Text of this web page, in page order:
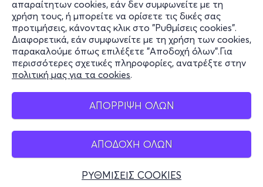
απαραίτητων cookies, εάν δεν συμφωνείτε με τη
χρήση τους, ή μπορείτε να ορίσετε τις δικές σας
προτιμήσεις, κάνοντας κλικ στο "Ρυθμίσεις cookies".
Διαφορετικά, εάν συμφωνείτε με τη χρήση των cookies,
παρακαλούμε όπως επιλέξετε "Αποδοχή όλων".Για
περισσότερες σχετικές πληροφορίες, ανατρέξτε στην
πολιτική μας για τα cookies.
ΑΠΟΡΡΙΨΗ ΟΛΩΝ
ΑΠΟΔΟΧΗ ΟΛΩΝ
ΡΥΘΜΙΣΕΙΣ COOKIES
Υποστήριξη
Stay Connected
Mobile app